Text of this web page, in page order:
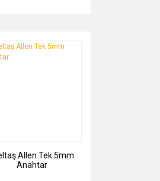
Allen Tek 5mm
Anahtar